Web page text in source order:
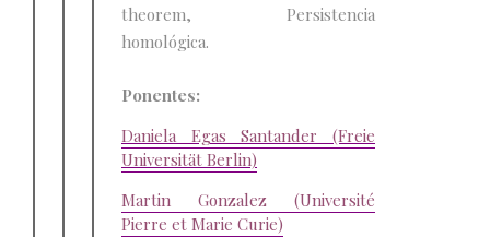
theorem, Persistencia
homológica.
Ponentes:
Daniela Egas Santander (Freie
Universität Berlin)
Martin Gonzalez (Université
Pierre et Marie Curie)